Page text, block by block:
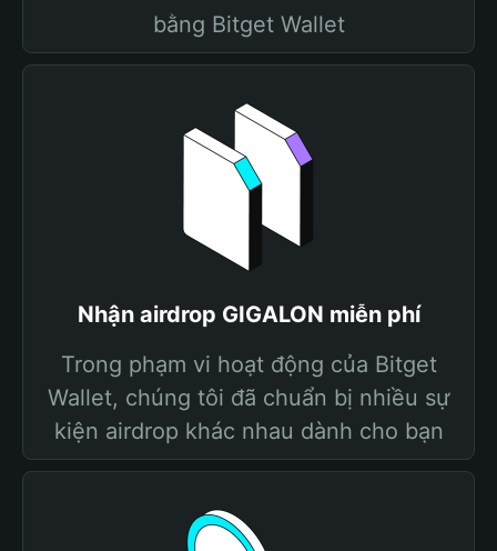
bằng Bitget Wallet
Nhận airdrop GIGALON miễn phí
Trong phạm vi hoạt động của Bitget
Wallet, chúng tôi đã chuẩn bị nhiều sự
kiện airdrop khác nhau dành cho bạn